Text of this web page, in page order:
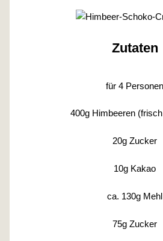
Zutaten
für 4 Personen
400g Himbeeren
20g Zucker
10g Kakao
ca. 130g Mehl
75g Zucker